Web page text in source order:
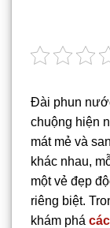
Đài phun
chuộng hiện
mát mẻ và
khác nhau,
một vẻ đẹp
riêng biệt.
khám phá